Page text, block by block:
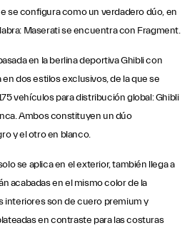
se configura como un verdadero dúo, en
Maserati se encuentra con Fragment.
en la berlina deportiva Ghibli con
dos estilos exclusivos, de la que se
vehículos para distribución global: Ghibli
Ambos constituyen un dúo
y el otro en blanco.
se aplica en el exterior, también llega a
acabadas en el mismo color de la
interiores son de cuero premium y
en contraste para las costuras